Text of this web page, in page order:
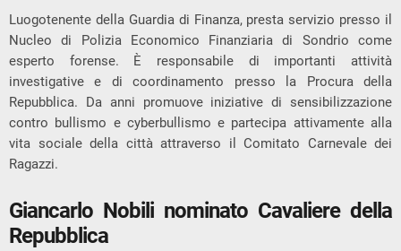
Luogotenente della Guardia di Finanza, presta servizio presso il
Nucleo di Polizia Economico Finanziaria di Sondrio come
esperto forense. È responsabile di importanti attività
investigative e di coordinamento presso la Procura della
Repubblica. Da anni promuove iniziative di sensibilizzazione
contro bullismo e cyberbullismo e partecipa attivamente alla
vita sociale della città attraverso il Comitato Carnevale dei
Ragazzi.
Giancarlo Nobili nominato Cavaliere della
Repubblica